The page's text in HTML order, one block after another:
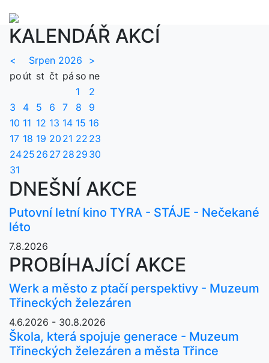
KALENDÁŘ AKCÍ
< Srpen 2026
>
po út st čt pá so ne
1
2
3
4 5 6 7 8
9
10 11 12 13 14 15 16
17 18 19 20 21 22 23
2425 26 27 28 29 30
31
DNEŠNÍ AKCE
Putovní letní kino TYRA - STÁJE - Nečekané
léto
7.8.2026
PROBÍHAJÍCÍ AKCE
Werk a město z ptačí perspektivy - Muzeum
Třineckých železáren
4.6.2026 - 30.8.2026
Škola, která spojuje generace - Muzeum
Třineckých železáren a města Třince